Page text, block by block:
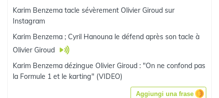
Karim Benzema tacle sévèrement Olivier Giroud sur
Instagram
Karim Benzema ; Cyril Hanouna le défend après son tacle à
Olivier Giroud
Karim Benzema dézingue Olivier Giroud : "On ne confond pas
la Formule 1 et le karting" (VIDEO)
Aggiungi una frase